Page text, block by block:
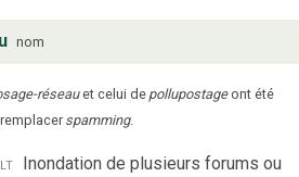
nom
réseauet celui de pollupostageont été
spamming.
Inondation de plusieurs forums ou